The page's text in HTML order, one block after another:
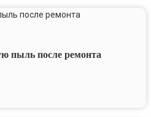
пыль после ремонта